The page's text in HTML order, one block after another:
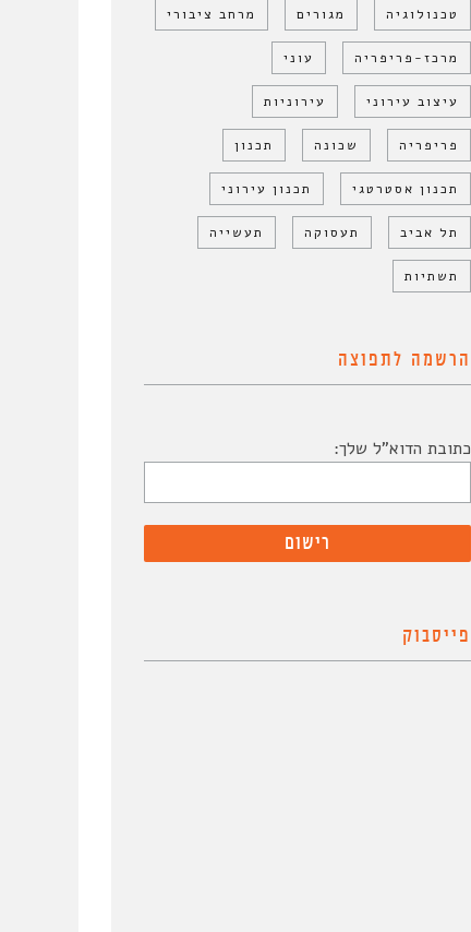
טכנולוגיה מגורים מרחב ציבורי
מרכז-פריפריה עוני
עיצוב עירוני עירוניות
פריפריה שכונה תכנון
תכנון אסטרטגי תכנון עירוני
תל אביב תעסוקה תעשייה
תשתיות
הרשמה לתפוצה
כתובת הדוא"ל שלך:
פייסבוק